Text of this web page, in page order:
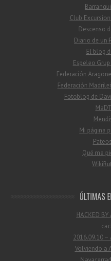
Club
Descenso
Diario de un
El blog
Espeleo
Federación
Federación
Fotoblog de
Mi página
Qué me
ÚLTIMAS
HACKED
2016.09.10 –
Volviendo a